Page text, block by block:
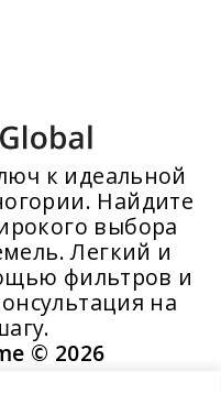
к идеальной
Найдите
выбора
Легкий и
фильтров и
на
© 2026